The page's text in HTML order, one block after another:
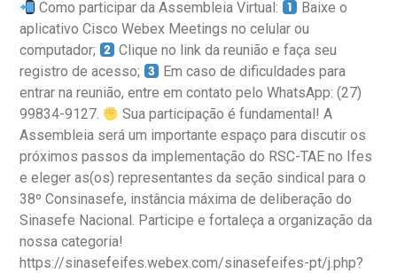
Como participar da Assembleia Virtual:
Baixe o
aplicativo Cisco Webex Meetings no celular ou
computador;
Clique no link da reunião e faça seu
registro de acesso;
Em caso de dificuldades para
entrar na reunião, entre em contato pelo WhatsApp: (27)
99834-9127.
Sua participação é fundamental! A
Assembleia será um importante espaço para discutir os
próximos passos da implementação do RSC-TAE no Ifes
e eleger as(os) representantes da seção sindical para o
38º Consinasefe, instância máxima de deliberação do
Sinasefe Nacional. Participe e fortaleça a organização da
nossa categoria!
https://sinasefeifes.webex.com/sinasefeifes-pt/j.php?